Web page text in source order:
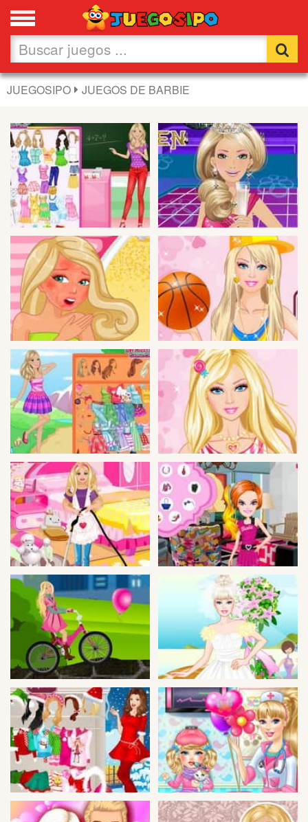
Favoritos
Nuevos
Carros
Acción
Chicas
Fútbol
Peleas
Deportes
Puntería
Puzzles
Logica
Arcade
Habilidad
Motos
Guerra
Animaciones
JUEGOSIPO JUEGOS DE BARBIE